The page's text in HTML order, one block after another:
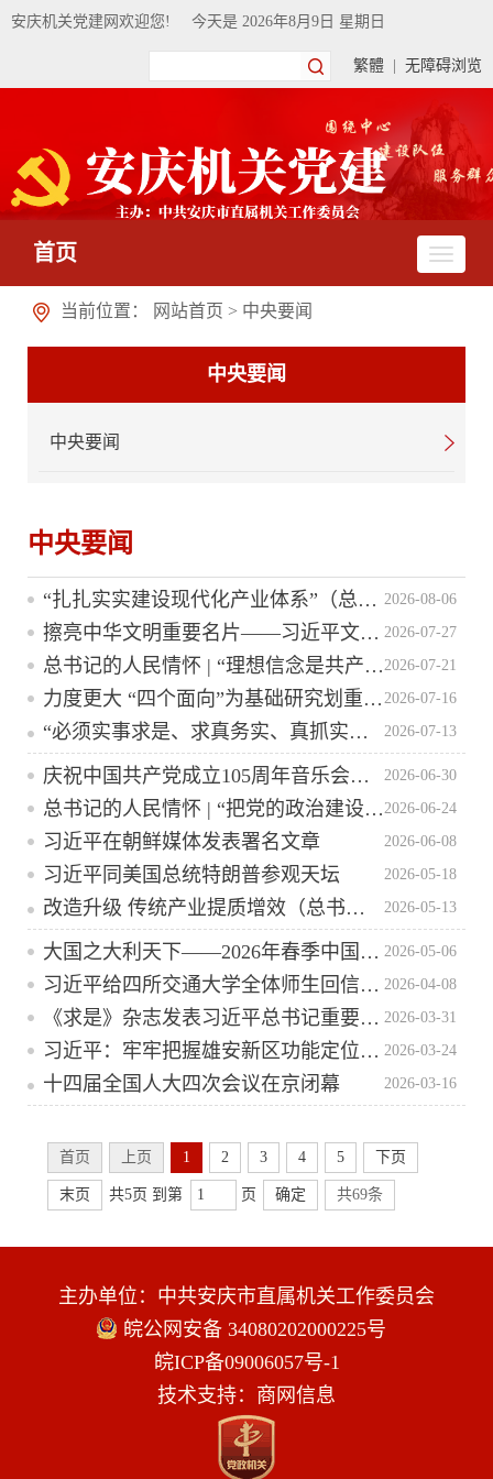
安庆机关党建网欢迎您! 今天是 2026年8月9日 星期日
繁體 无障碍浏览
首页
当前位置： 网站首页 > 中央要闻
中央要闻
中央要闻
中央要闻
2026-08-06
“扎扎实实建设现代化产业体系”（总书记的人民情怀） ​
2026-07-27
擦亮中华文明重要名片——习近平文化思想引领中国世界遗产申报保护工作壮阔实践
2026-07-21
总书记的人民情怀 | “理想信念是共产党人精神上的‘钙’”
2026-07-16
力度更大 “四个面向”为基础研究划重点（总书记的关切·落地的回响）
2026-07-13
“必须实事求是、求真务实、真抓实干”（总书记的人民情怀）
2026-06-30
庆祝中国共产党成立105周年音乐会在京举行
2026-06-24
总书记的人民情怀 | “把党的政治建设作为党的根本性建设
2026-06-08
习近平在朝鲜媒体发表署名文章
2026-05-18
习近平同美国总统特朗普参观天坛
2026-05-13
改造升级 传统产业提质增效（总书记的关切·落地的回响）
2026-05-06
大国之大利天下——2026年春季中国元首外交纪事
2026-04-08
习近平给四所交通大学全体师生回信强调传承弘扬西迁精神聚焦国家重大战略需求 为建设教育强国科技强国人才强国作出新贡献
2026-03-31
《求是》杂志发表习近平总书记重要文章《树立和践行正确政绩观》
2026-03-24
习近平：牢牢把握雄安新区功能定位 努力建设新时代创新高地和推动高质量发展样板
2026-03-16
十四届全国人大四次会议在京闭幕
首页 上页 1 2 3 4 5 下页
末页 共5页 到第 页 确定 共69条
主办单位：中共安庆市直属机关工作委员会
皖公网安备 34080202000225号
皖ICP备09006057号-1
技术支持：商网信息